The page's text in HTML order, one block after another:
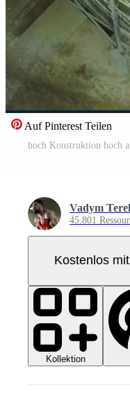
Auf Pinterest Teilen
Vadym
45.801
Kostenlos
Kollektion